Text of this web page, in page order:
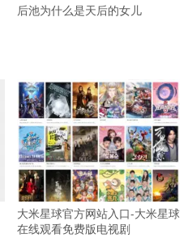
后池为什么是天后的女儿
大米星球官方网站入口-大米星球
在线观看免费版电视剧